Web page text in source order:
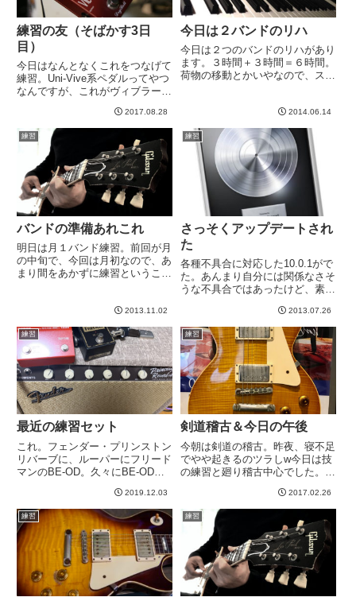
練習の友（そばかす3日
目）
今日はなんとなくこれをつなげて
練習。Uni-Vive系ペダルってやつ
なんですが、これがヴィブラート
れるのでコーラスモードで使用。
薄くかけたのでコーラス感はほぼ
ないのですが、このペダルかませ
ると、全体的に角が取れ...
2017.08.28
今日は２バンドのリハ
今日は２つのバンドのリハがあり
ます。３時間＋３時間＝６時間。
荷物の移動とかいやなので、スタ
ド持ち込みなので荷物も大変です
＾＾；昨夜は、直前という事で、
キーボードの練習をしてまし
た。...
2014.06.14
練習
バンドの準備あれこれ
明日は月１バンド練習。前回が月
の中旬で、今回は月初なので、あ
まり間をあかずに練習ということ
やろうか、ということなんです
が、なんもやってないので、今夜
一夜漬けでコード進行く...
2013.11.02
練習
さっそくアップデートされ
た
各種不具合に対応した10.0.1がで
た。あんまり自分には関係なさそ
うな不具合ではあったけど、素早
2013.07.26
練習
最近の練習セット
これ。フェンダー・プリンストン
リバーブに、ルーパーにフリード
マンのBE-OD。久々にBE-OD取
れいいなあ。ハイゲイン系といっ
てもメタル的硬質な歪みではな
く、強オーバードライブという
か。タイトつまみを左にしてい...
2019.12.03
練習
剣道稽古＆今日の午後
今朝は剣道の稽古。昨夜、寝不足
でやや起きるのツラしw今日は技
の練習と廻り稽古中心でした。前
良い。館長先生とやるときだけ、
どうも気合が空回りして身体が硬
くなってしまうのですが、それ以
外はわりといい感じに。以前よ
り...
2017.02.26
練習 練習